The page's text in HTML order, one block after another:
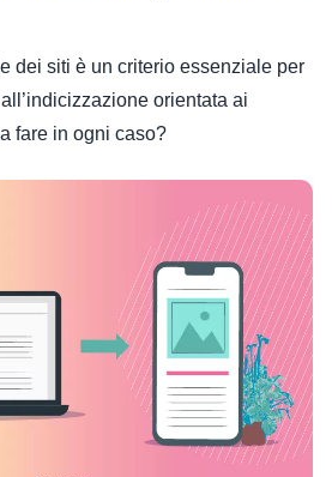
dei siti è un criterio essenziale per
orientata ai
fare in ogni caso?